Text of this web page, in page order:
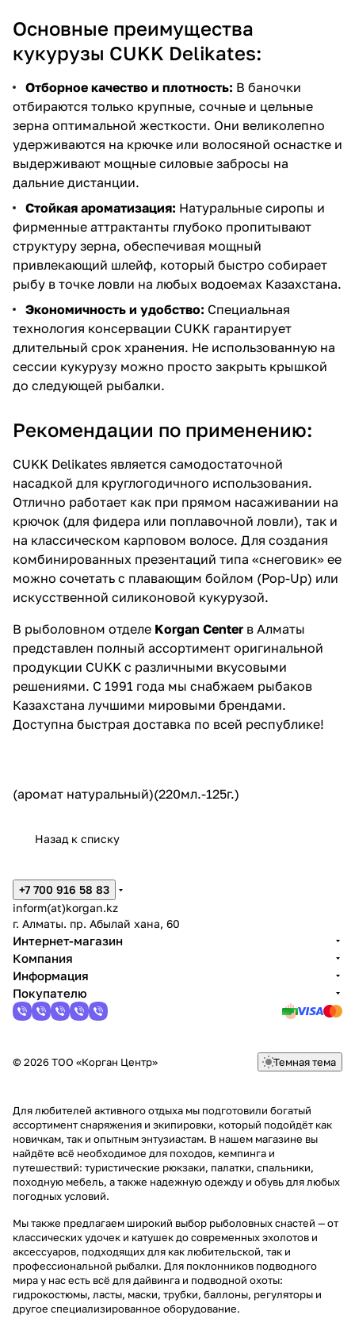
Основные преимущества
кукурузы CUKK Delikates:
Отборное качество и плотность: В баночки
отбираются только крупные, сочные и цельные
зерна оптимальной жесткости. Они великолепно
удерживаются на крючке или волосяной оснастке и
выдерживают мощные силовые забросы на
дальние дистанции.
Стойкая ароматизация: Натуральные сиропы и
фирменные аттрактанты глубоко пропитывают
структуру зерна, обеспечивая мощный
привлекающий шлейф, который быстро собирает
рыбу в точке ловли на любых водоемах Казахстана.
Экономичность и удобство: Специальная
технология консервации CUKK гарантирует
длительный срок хранения. Не использованную на
сессии кукурузу можно просто закрыть крышкой
до следующей рыбалки.
Рекомендации по применению:
CUKK Delikates является самодостаточной
насадкой для круглогодичного использования.
Отлично работает как при прямом насаживании на
крючок (для фидера или поплавочной ловли), так и
на классическом карповом волосе. Для создания
комбинированных презентаций типа «снеговик» ее
можно сочетать с плавающим бойлом (Pop-Up) или
искусственной силиконовой кукурузой.
В рыболовном отделе Korgan Center в Алматы
представлен полный ассортимент оригинальной
продукции CUKK с различными вкусовыми
решениями. С 1991 года мы снабжаем рыбаков
Казахстана лучшими мировыми брендами.
Доступна быстрая доставка по всей республике!
(аромат натуральный)(220мл.-125г.)
Назад к списку
+7 700 916 58 83
inform(at)korgan.kz
г. Алматы. пр. Абылай хана, 60
Интернет-магазин
Компания
Информация
Покупателю
© 2026 ТОО «Корган Центр» Темная тема
Для любителей активного отдыха мы подготовили богатый
ассортимент снаряжения и экипировки, который подойдёт как
новичкам, так и опытным энтузиастам. В нашем магазине вы
найдёте всё необходимое для походов, кемпинга и
путешествий: туристические рюкзаки, палатки, спальники,
походную мебель, а также надежную одежду и обувь для любых
погодных условий.
Мы также предлагаем широкий выбор рыболовных снастей — от
классических удочек и катушек до современных эхолотов и
аксессуаров, подходящих для как любительской, так и
профессиональной рыбалки. Для поклонников подводного
мира у нас есть всё для дайвинга и подводной охоты:
гидрокостюмы, ласты, маски, трубки, баллоны, регуляторы и
другое специализированное оборудование.